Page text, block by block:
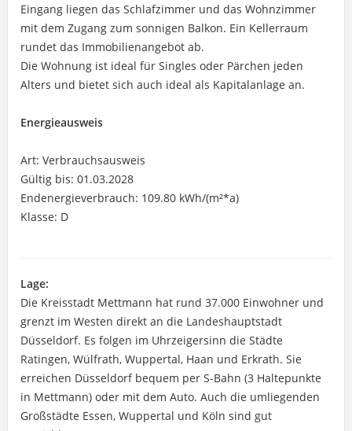
Eingang liegen das Schlafzimmer und das Wohnzimmer
mit dem Zugang zum sonnigen Balkon. Ein Kellerraum
rundet das Immobilienangebot ab.
Die Wohnung ist ideal für Singles oder Pärchen jeden
Alters und bietet sich auch ideal als Kapitalanlage an.
Energieausweis
Art: Verbrauchsausweis
Gültig bis: 01.03.2028
Endenergieverbrauch: 109.80 kWh/(m²*a)
Klasse: D
Lage:
Die Kreisstadt Mettmann hat rund 37.000 Einwohner und
grenzt im Westen direkt an die Landeshauptstadt
Düsseldorf. Es folgen im Uhrzeigersinn die Städte
Ratingen, Wülfrath, Wuppertal, Haan und Erkrath. Sie
erreichen Düsseldorf bequem per S-Bahn (3 Haltepunkte
in Mettmann) oder mit dem Auto. Auch die umliegenden
Großstädte Essen, Wuppertal und Köln sind gut